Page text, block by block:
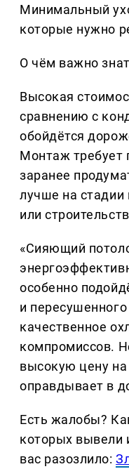
Минимальный
которые нужно
О чём важно
Высокая
сравнению с
обойдётся
Монтаж требует
заранее
лучше на стадии
или
«Сияющий
особенно
и
качественное
компромиссов.
высокую цену на
оправдывает в
Есть жалобы?
которых вывели
вас разозлило: